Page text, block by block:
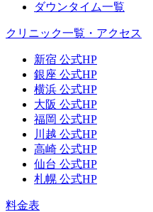
ダウンタイム一覧
クリニック一覧・アクセス
新宿 公式HP
銀座 公式HP
横浜 公式HP
大阪 公式HP
福岡 公式HP
川越 公式HP
高崎 公式HP
仙台 公式HP
札幌 公式HP
料金表